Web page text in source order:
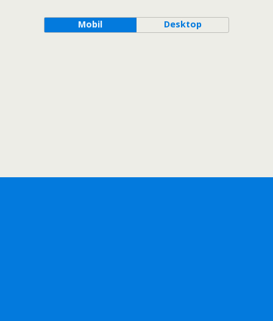
Mobil Desktop